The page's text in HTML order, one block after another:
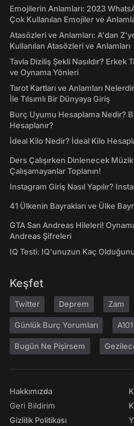
Emojilerin Anlamları: 2023
Çok Kullanılan Emojiler ve
Atasözleri ve Anlamları: A'dan
Kullanılan Atasözleri ve Anlamları
Tavla Diziliş Şekli Nasıldır? Erkek
ve Oynama Yönleri
Tarot Kartları ve Anlamları
İle Tılsımlı Bir Dünyaya Giriş
Burç Uyumu Hesaplama Nedir?
Hesaplanır?
İdeal Kilo Nedir? İdeal Kilo
Ders Çalışırken Dinlenecek
Çalışamayanlar Toplanın!
Instagram Giriş Nasıl Yapılır?
41 Ülkenin Bayrakları ve Ülke
GTA San Andreas Hileleri!
Andreas Şifreleri
IQ Testi: IQ'unuzun Kaç
Keşfet
Twitter Deprem Zam
Günlük Burç Yorumları A101
Bugün Ne Pişirsem
Hakkımızda
Geri Bildirim
Gizlilik Politikası